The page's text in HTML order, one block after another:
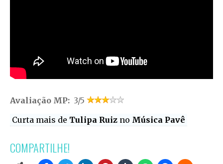
Avaliação MP: 3/5
Curta mais de Tulipa Ruiz no Música Pavê
COMPARTILHE!